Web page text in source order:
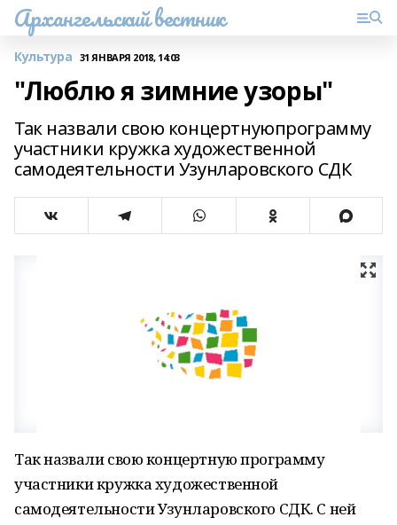
Архангельский вестник
Культура 31 ЯНВАРЯ 2018, 14:03
"Люблю я зимние узоры"
Так назвали свою концертнуюпрограмму
участники кружка художественной
самодеятельности Узунларовского СДК
Так назвали свою концертную программу
участники кружка художественной
самодеятельности Узунларовского СДК. С ней